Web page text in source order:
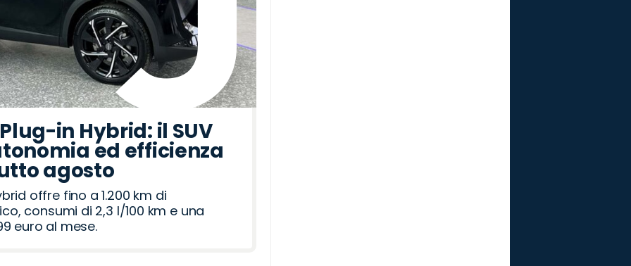
in Hybrid: il SUV
ed efficienza
agosto
offre fino a 1.200 km di
consumi di 2,3 l/100 km e una
euro al mese.